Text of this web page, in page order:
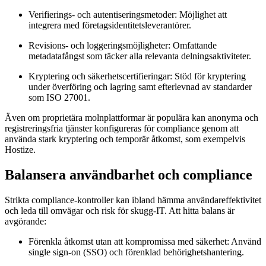
Verifierings- och autentiseringsmetoder: Möjlighet att
integrera med företagsidentitetsleverantörer.
Revisions- och loggeringsmöjligheter: Omfattande
metadatafångst som täcker alla relevanta delningsaktiviteter.
Kryptering och säkerhetscertifieringar: Stöd för kryptering
under överföring och lagring samt efterlevnad av standarder
som ISO 27001.
Även om proprietära molnplattformar är populära kan anonyma och
registreringsfria tjänster konfigureras för compliance genom att
använda stark kryptering och temporär åtkomst, som exempelvis
Hostize.
Balansera användbarhet och compliance
Strikta compliance-kontroller kan ibland hämma användareffektivitet
och leda till omvägar och risk för skugg-IT. Att hitta balans är
avgörande:
Förenkla åtkomst utan att kompromissa med säkerhet: Använd
single sign-on (SSO) och förenklad behörighetshantering.